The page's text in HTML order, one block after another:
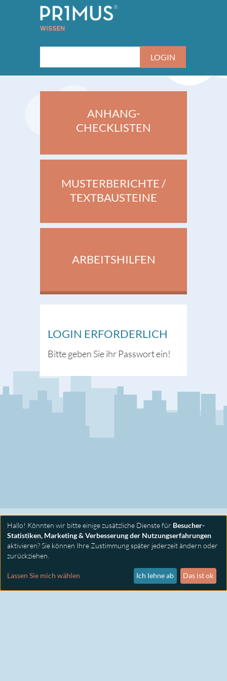
ANHANG-
CHECKLISTEN
MUSTERBERICHTE /
TEXTBAUSTEINE
ARBEITSHILFEN
LOGIN ERFORDERLICH
Bitte geben Sie ihr Passwort ein!
KONTAKT
Hallo! Könnten wir bitte einige zusätzliche Dienste für Besucher-
Statistiken, Marketing & Verbesserung der Nutzungserfahrungen
aktivieren? Sie können Ihre Zustimmung später jederzeit ändern oder
zurückziehen.
Lassen Sie mich wählen Ich lehne ab Das ist ok